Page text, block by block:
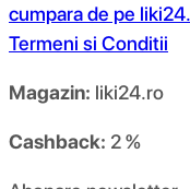
cumpara de pe
Termeni si Conditii
Magazin: liki24.ro
Cashback: 2 %